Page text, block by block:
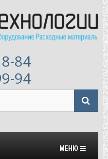
84
94
Переключить
МЕНЮ